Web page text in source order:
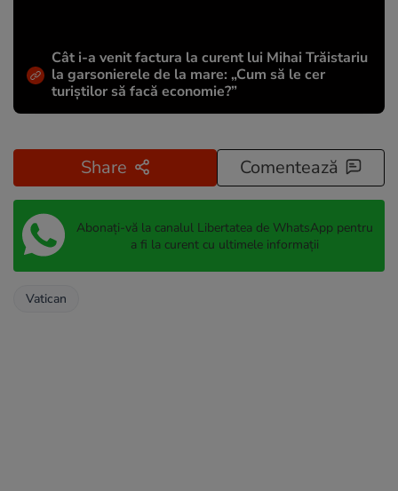
Cât i-a venit factura la curent lui Mihai Trăistariu
la garsonierele de la mare: „Cum să le cer
turiștilor să facă economie?”
Share Comentează
Abonați-vă la canalul Libertatea de WhatsApp pentru
a fi la curent cu ultimele informații
Vatican